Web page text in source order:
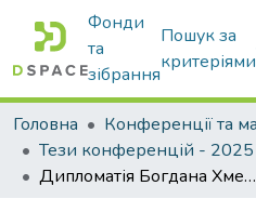
Фонди
та
зібрання
Пошук за
критеріями
Головна
Тези конференцій - 2025
Дипломатія Богдана Хмельницького: чи всі дороги вели до Переяслава?